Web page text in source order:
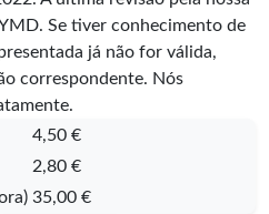
. Se tiver conhecimento de
já não for válida,
correspondente. Nós
4,50 €
2,80 €
35,00 €